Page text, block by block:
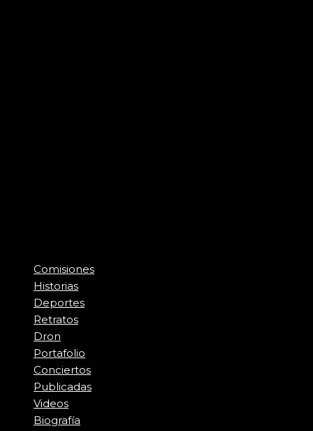
Comisiones
Historias
Deportes
Retratos
Dron
Portafolio
Conciertos
Publicadas
Videos
Biografía